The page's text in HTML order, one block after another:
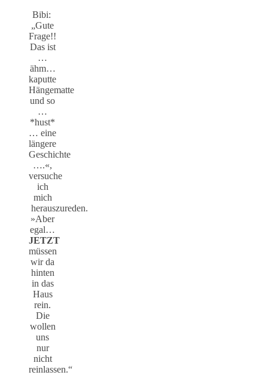
Bibi:
„Gute
Frage!!
Das ist
…
ähm…
kaputte
Hängematte
und so
…
*hust*
… eine
längere
Geschichte
….«,
versuche
ich
mich
herauszureden.
»Aber
egal…
JETZT
müssen
wir da
hinten
in das
Haus
rein.
Die
wollen
uns
nur
nicht
reinlassen.“